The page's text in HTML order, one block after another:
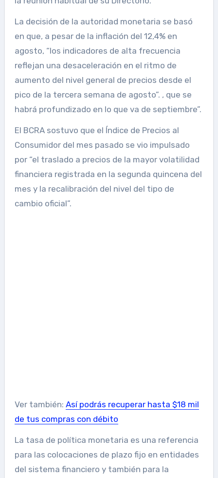
La decisión de la autoridad monetaria se basó
en que, a pesar de la inflación del 12,4% en
agosto, “los indicadores de alta frecuencia
reflejan una desaceleración en el ritmo de
aumento del nivel general de precios desde el
pico de la tercera semana de agosto”. , que se
habrá profundizado en lo que va de septiembre”.
El BCRA sostuvo que el Índice de Precios al
Consumidor del mes pasado se vio impulsado
por “el traslado a precios de la mayor volatilidad
financiera registrada en la segunda quincena del
mes y la recalibración del nivel del tipo de
cambio oficial”.
Ver también: Así podrás recuperar hasta $18 mil
de tus compras con débito
La tasa de política monetaria es una referencia
para las colocaciones de plazo fijo en entidades
del sistema financiero y también para la